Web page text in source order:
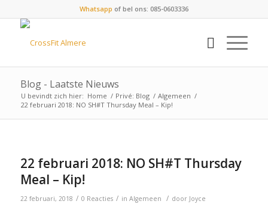
Whatsapp of bel ons: 085-0603336
Blog - Laatste Nieuws
U bevindt zich hier: Home / Privé: Blog / Algemeen /
22 februari 2018: NO SH#T Thursday Meal – Kip!
22 februari 2018: NO SH#T Thursday
Meal – Kip!
22 februari, 2018 / 0 Reacties / in Algemeen / door Joyce